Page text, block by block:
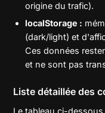
origine du trafic).
localStorage :
(dark/light) et
Ces données
et ne sont pas
Liste détaillée des